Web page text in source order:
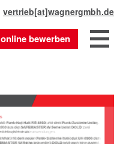
vertrieb[at]wagnergmbh.de
online bewerben